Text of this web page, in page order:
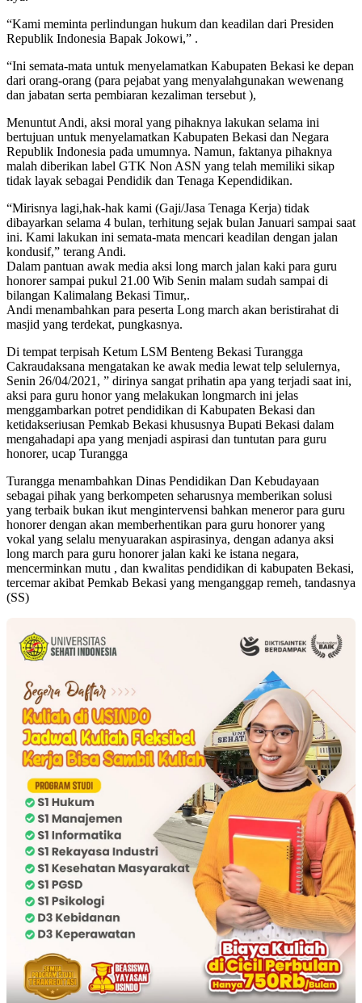
“Kami meminta perlindungan hukum dan keadilan dari Presiden
Republik Indonesia Bapak Jokowi,” .
“Ini semata-mata untuk menyelamatkan Kabupaten Bekasi ke depan
dari orang-orang (para pejabat yang menyalahgunakan wewenang
dan jabatan serta pembiaran kezaliman tersebut ),
Menuntut Andi, aksi moral yang pihaknya lakukan selama ini
bertujuan untuk menyelamatkan Kabupaten Bekasi dan Negara
Republik Indonesia pada umumnya. Namun, faktanya pihaknya
malah diberikan label GTK Non ASN yang telah memiliki sikap
tidak layak sebagai Pendidik dan Tenaga Kependidikan.
“Mirisnya lagi,hak-hak kami (Gaji/Jasa Tenaga Kerja) tidak
dibayarkan selama 4 bulan, terhitung sejak bulan Januari sampai saat
ini. Kami lakukan ini semata-mata mencari keadilan dengan jalan
kondusif,” terang Andi.
Dalam pantuan awak media aksi long march jalan kaki para guru
honorer sampai pukul 21.00 Wib Senin malam sudah sampai di
bilangan Kalimalang Bekasi Timur,.
Andi menambahkan para peserta Long march akan beristirahat di
masjid yang terdekat, pungkasnya.
Di tempat terpisah Ketum LSM Benteng Bekasi Turangga
Cakraudaksana mengatakan ke awak media lewat telp selulernya,
Senin 26/04/2021, ” dirinya sangat prihatin apa yang terjadi saat ini,
aksi para guru honor yang melakukan longmarch ini jelas
menggambarkan potret pendidikan di Kabupaten Bekasi dan
ketidakseriusan Pemkab Bekasi khususnya Bupati Bekasi dalam
mengahadapi apa yang menjadi aspirasi dan tuntutan para guru
honorer, ucap Turangga
Turangga menambahkan Dinas Pendidikan Dan Kebudayaan
sebagai pihak yang berkompeten seharusnya memberikan solusi
yang terbaik bukan ikut mengintervensi bahkan meneror para guru
honorer dengan akan memberhentikan para guru honorer yang
vokal yang selalu menyuarakan aspirasinya, dengan adanya aksi
long march para guru honorer jalan kaki ke istana negara,
mencerminkan mutu , dan kwalitas pendidikan di kabupaten Bekasi,
tercemar akibat Pemkab Bekasi yang menganggap remeh, tandasnya
(SS)